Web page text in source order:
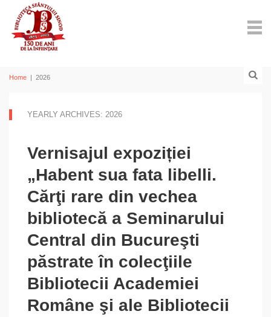
Home | 2026
YEARLY ARCHIVES: 2026
Vernisajul expoziției
„Habent sua fata libelli.
Cărţi rare din vechea
bibliotecă a Seminarului
Central din Bucureşti
păstrate în colecţiile
Bibliotecii Academiei
Române şi ale Bibliotecii